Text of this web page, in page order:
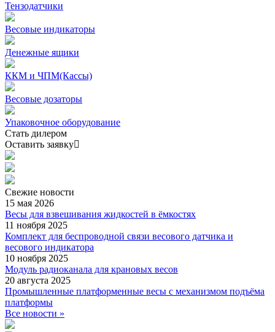
Тензодатчики
Весовые индикаторы
Денежные ящики
ККМ и ЧПМ(Кассы)
Весовые дозаторы
Упаковочное оборудование
Стать дилером
Оставить заявку
Свежие новости
15 мая 2026
Весы для взвешивания жидкостей в ёмкостях
11 ноября 2025
Комплект для беспроводной связи весового датчика и
весового индикатора
10 ноября 2025
Модуль радиоканала для крановых весов
20 августа 2025
Промышленные платформенные весы с механизмом подъёма
платформы
Все новости »